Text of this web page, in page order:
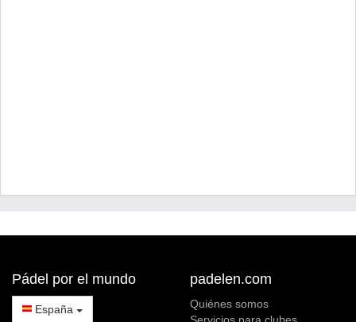
Pádel por el mundo
España
padelen.com
Quiénes somos